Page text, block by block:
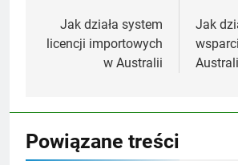
wpisu
Jak działa system
licencji importowych
w Australii
Jak
Powiązane treści